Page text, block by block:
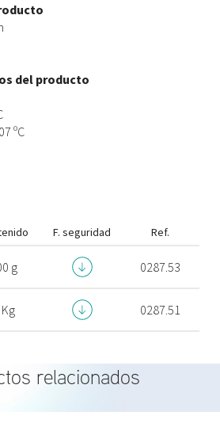
del producto
ºC
F. seguridad Ref.
g 0287.53
Kg 0287.51
relacionados